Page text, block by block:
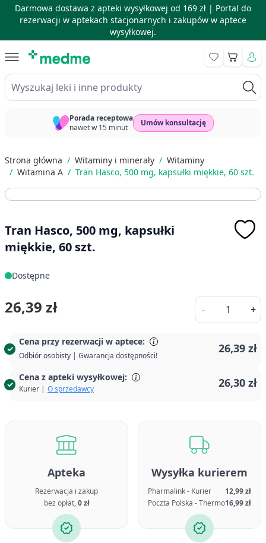
Darmowa dostawa z apteki wysyłkowej od 169 zł | Portal do
rezerwacji w aptekach stacjonarnych i zakupów w aptece
wysyłkowej.
Wyszukaj leki i inne produkty
Koszyk
Porada receptowa
nawet w 15 minut
Umów konsultację
Strona główna / Witaminy i minerały / Witaminy
/ Witamina A / Tran Hasco, 500 mg, kapsułki miękkie, 60 szt.
Tran Hasco, 500 mg, kapsułki
miękkie, 60 szt.
Dostępne
Cena przy rezerwacji w aptece:
Odbiór osobisty | Gwarancja dostępności!
26,39 zł
Cena z apteki wysyłkowej:
Kurier | O sprzedawcy 26,30 zł
26,39 zł -
Ilość
+
Apteka
Rezerwacja i zakup
bez opłat,0 zł
Wysyłka kurierem
Pharmalink - Kurier
12,99 zł
Poczta Polska - Thermo16,99 zł